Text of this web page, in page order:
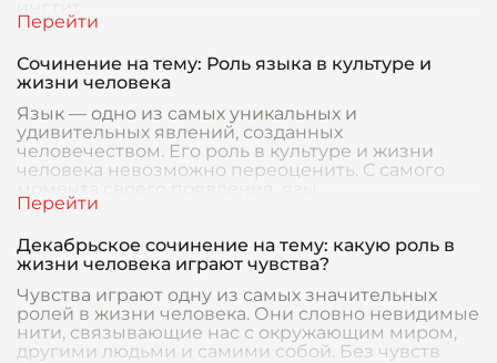
Сочинение на тему: Роль языка в культуре и
жизни человека
Язык — одно из самых уникальных и
удивительных явлений, созданных
человечеством. Его роль в культуре и жизни
человека невозможно переоценить. С самого
Декабрьское сочинение на тему: какую роль в
жизни человека играют чувства?
Чувства играют одну из самых значительных
ролей в жизни человека. Они словно невидимые
нити, связывающие нас с окружающим миром,
другими людьми и самими собой. Без чувств